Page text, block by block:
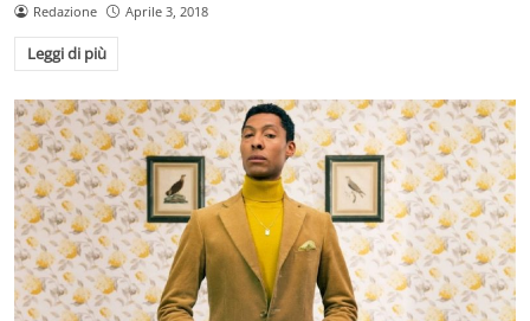
Redazione Aprile 3, 2018
Leggi di più